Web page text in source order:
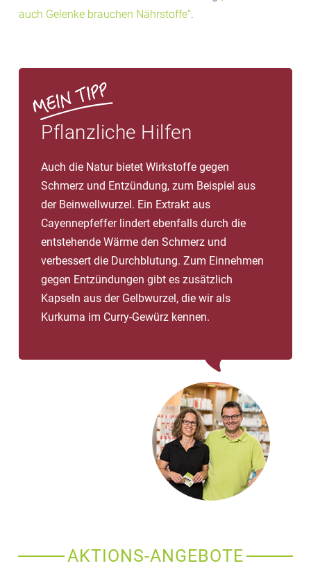
auch Gelenke brauchen Nährstoffe“.
Pflanzliche Hilfen
Auch die Natur bietet Wirkstoffe gegen
Schmerz und Entzündung, zum Beispiel aus
der Beinwellwurzel. Ein Extrakt aus
Cayennepfeffer lindert ebenfalls durch die
entstehende Wärme den Schmerz und
verbessert die Durchblutung. Zum Einnehmen
gegen Entzündungen gibt es zusätzlich
Kapseln aus der Gelbwurzel, die wir als
Kurkuma im Curry-Gewürz kennen.
AKTIONS-ANGEBOTE